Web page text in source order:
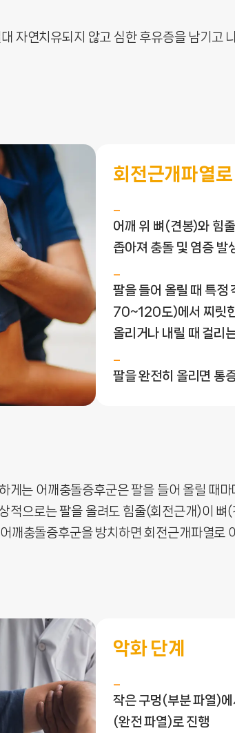
자연치유되지 않고 심한 후유증을 남기고
회전근개파열
어깨 위 뼈(견봉)와 힘
좁아져 충돌 및 염증 발
팔을 들어 올릴 때 특정
70~120도)에서 찌릿
올리거나 내릴 때 걸리
팔을 완전히 올리면 통
는 어깨충돌증후군은 팔을 들어 올릴 때
으로는 팔을 올려도 힘줄(회전근개)이
깨충돌증후군을 방치하면 회전근개파열로
악화 단계
작은 구멍(부분 파열)에
(완전 파열)로 진행